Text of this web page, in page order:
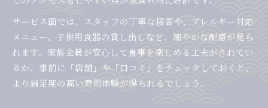
サービス面では、スタッフの丁寧な接客や、アレルギー対応
メニュー、子供用食器の貸し出しなど、細やかな配慮が見ら
れます。家族全員が安心して食事を楽しめる工夫がされてい
るか、事前に「店舗」や「口コミ」をチェックしておくと、
より満足度の高い寿司体験が得られるでしょう。